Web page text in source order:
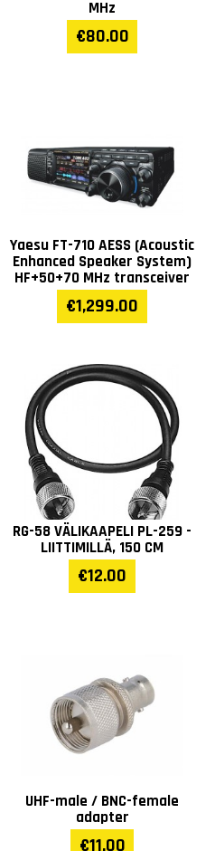
MHz
€80.00
Yaesu FT-710 AESS (Acoustic
Enhanced Speaker System)
HF+50+70 MHz transceiver
€1,299.00
RG-58 VÄLIKAAPELI PL-259 -
LIITTIMILLÄ, 150 CM
€12.00
UHF-male / BNC-female
adapter
€11.00